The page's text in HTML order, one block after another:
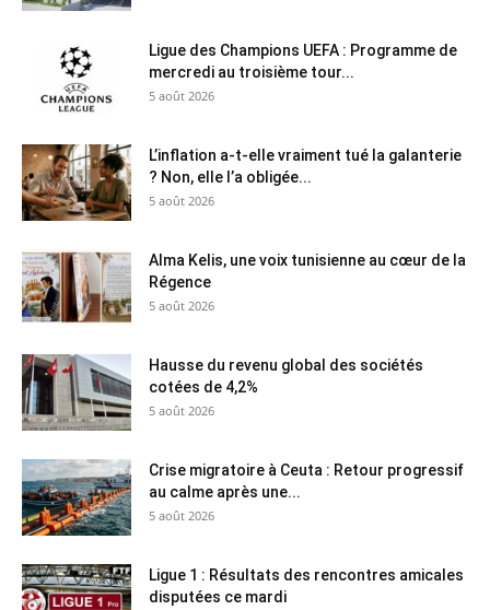
Ligue des Champions UEFA : Programme de
mercredi au troisième tour...
5 août 2026
L’inflation a-t-elle vraiment tué la galanterie
? Non, elle l’a obligée...
5 août 2026
Alma Kelis, une voix tunisienne au cœur de la
Régence
5 août 2026
Hausse du revenu global des sociétés
cotées de 4,2%
5 août 2026
Crise migratoire à Ceuta : Retour progressif
au calme après une...
5 août 2026
Ligue 1 : Résultats des rencontres amicales
disputées ce mardi